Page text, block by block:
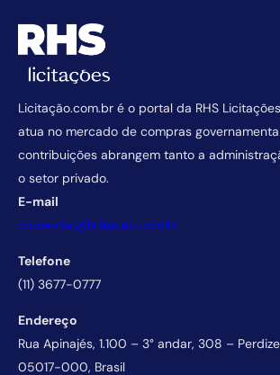
Licitação.com.br é o portal da RHS
atua no mercado de compras
contribuições abrangem tanto a
o setor privado.
E-mail
comercial@licitacao.com.br
Telefone
(11) 3677-0777
Endereço
Rua Apinajés, 1.100 – 3° andar, 308 –
05017-000, Brasil